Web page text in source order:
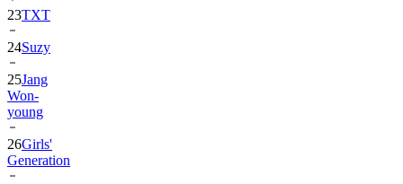
24Suzy
25Jang
Won-
young
26Girls'
Generation
27BOYNEXTDOOR